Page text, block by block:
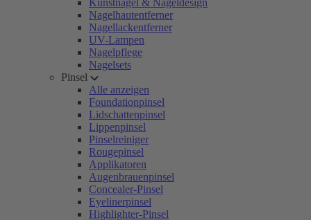
Kunstnägel & Nageldesign
Nagelhautentferner
Nagellackentferner
UV-Lampen
Nagelpflege
Nagelsets
Pinsel
Alle anzeigen
Foundationpinsel
Lidschattenpinsel
Lippenpinsel
Pinselreiniger
Rougepinsel
Applikatoren
Augenbrauenpinsel
Concealer-Pinsel
Eyelinerpinsel
Highlighter-Pinsel